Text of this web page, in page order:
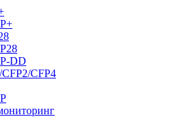
DD
CFP4